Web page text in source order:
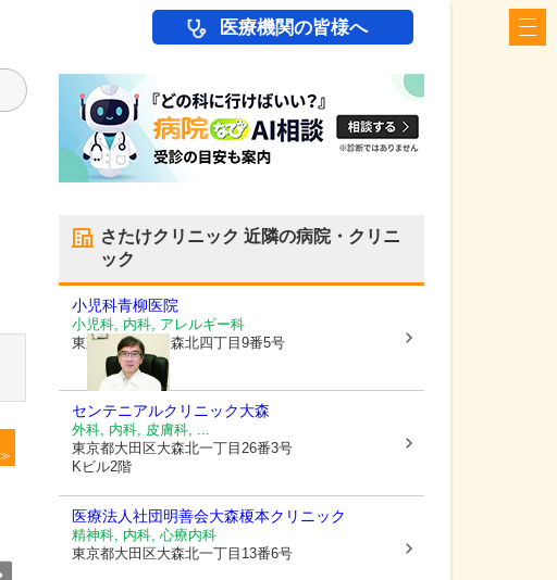
医療機関の皆様へ
さたけクリニック 近隣の病院・クリニ
ック
小児科青柳医院
小児科, 内科, アレルギー科
東京都大田区
大森北四丁目9番5号
センテニアルクリニック大森
外科, 内科, 皮膚科, ...
東京都大田区大森北一丁目26番3号
Kビル2階
医療法人社団明善会大森榎本クリニック
精神科, 内科, 心療内科
東京都大田区大森北一丁目13番6号